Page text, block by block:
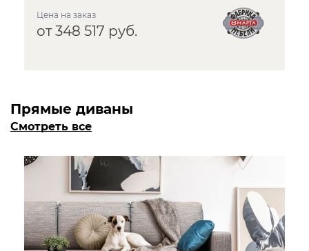
Цена на заказ
от 348 517 руб.
Прямые диваны
Смотреть все